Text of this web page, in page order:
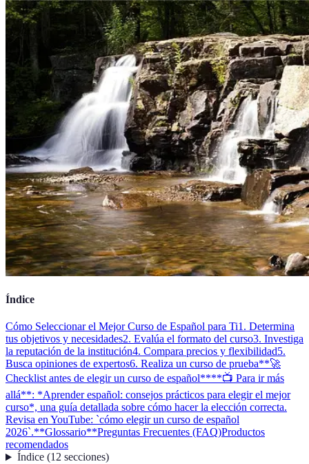
Índice
Cómo Seleccionar el Mejor Curso de Español para Ti1. Determina
tus objetivos y necesidades2. Evalúa el formato del curso3. Investiga
la reputación de la institución4. Compara precios y flexibilidad5.
Busca opiniones de expertos6. Realiza un curso de prueba**🚀
Checklist antes de elegir un curso de español****📺 Para ir más
allá**: *Aprender español: consejos prácticos para elegir el mejor
curso*, una guía detallada sobre cómo hacer la elección correcta.
Revisa en YouTube: `cómo elegir un curso de español
2026`.**Glossario**Preguntas Frecuentes (FAQ)Productos
recomendados
Índice(12 secciones)